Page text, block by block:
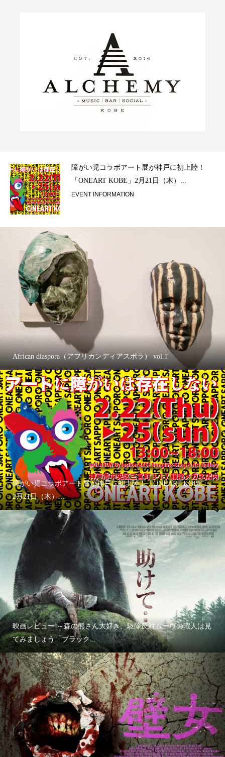
障がい児コラボアート展が神戸に初上陸！
「ONEART KOBE」2月21日（木）...
EVENT INFORMATION
African diaspora（アフリカンディアスポラ） vol.1
障がい児コラボアート展が神戸に初上陸！「ONEART KOBE」
2月21日（木）...
映画レビュー ～森の熊さん大好き、駆除反対ムーヴの暇人は見
てみましょう「ブラック...